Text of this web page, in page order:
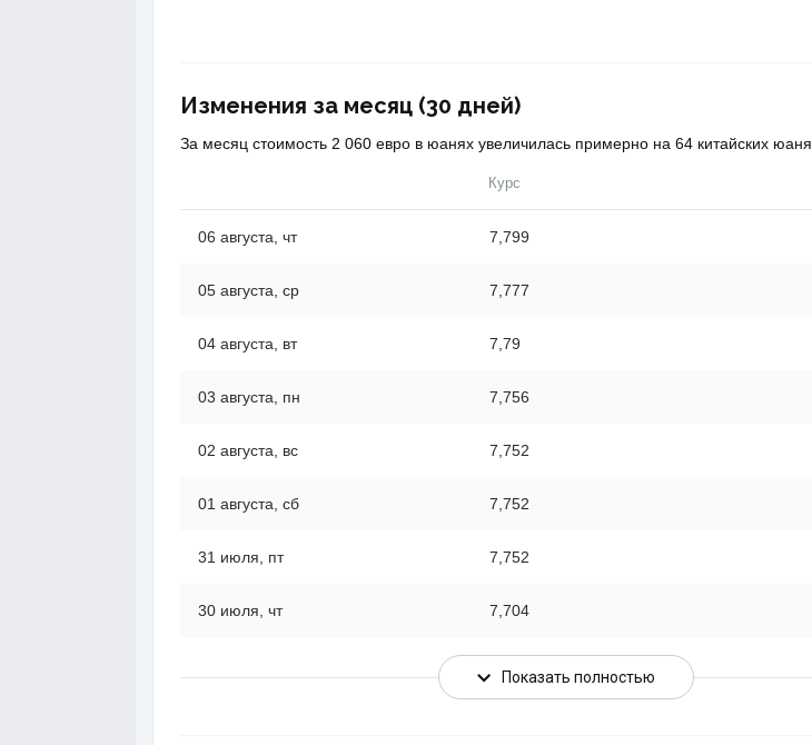
Изменения за месяц (30 дней)
За месяц стоимость 2 060 евро в юанях увеличилась примерно на 64 китайских юаня.
Курс
06 августа, чт 7,799
05 августа, ср 7,777
04 августа, вт 7,79
03 августа, пн 7,756
02 августа, вс 7,752
01 августа, сб 7,752
31 июля, пт 7,752
30 июля, чт 7,704
Показать полностью